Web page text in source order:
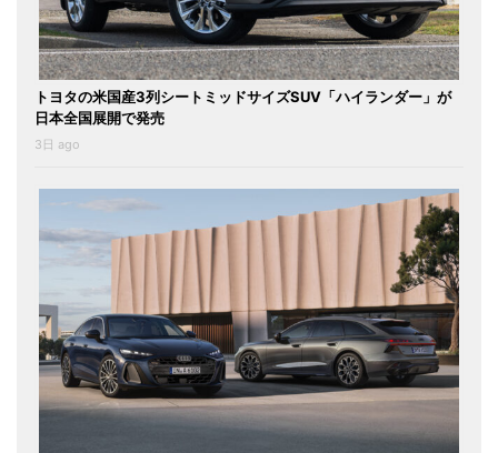
トヨタの米国産3列シートミッドサイズSUV「ハイランダー」が
日本全国展開で発売
3日 ago